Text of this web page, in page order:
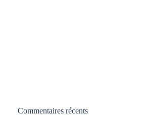
Commentaires récents